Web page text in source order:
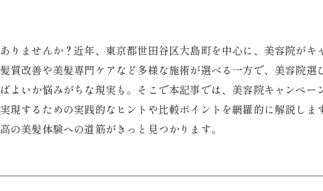
りませんか？近年、東京都世田谷区大島町を中心に、美容院が
質改善や美髪専門ケアなど多様な施術が選べる一方で、美容院選
よいか悩みがちな現実も。そこで本記事では、美容院キャンペ
現するための実践的なヒントや比較ポイントを網羅的に解説し
の美髪体験への道筋がきっと見つかります。